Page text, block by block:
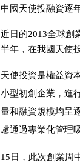
中國天使投融資逐
近日的2013全球創
半年，在我國天使
天使投資是權益資
小型初創企業，進
量和融資規模均呈
慮通過專業化管理
15日，此次創業周